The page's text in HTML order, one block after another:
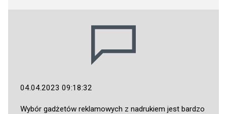
04.04.2023 09:18:32
Wybór gadżetów reklamowych z nadrukiem jest bardzo